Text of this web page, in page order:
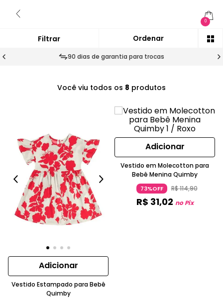
0
90 dias de garantia para trocas
Você viu todos os 8 produtos
Adicionar
Vestido Estampado para Bebê
Quimby
Adicionar
Vestido em Molecotton para
Bebê Menina Quimby
73%OFF R$114,90
R$ 31,02 no Pix